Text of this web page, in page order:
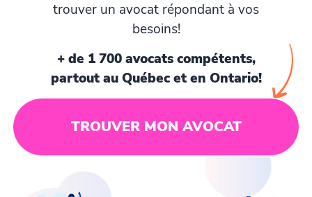
trouver un avocat répondant à vos
besoins!
+ de 1 700 avocats compétents,
partout au Québec et en Ontario!
TROUVER MON AVOCAT